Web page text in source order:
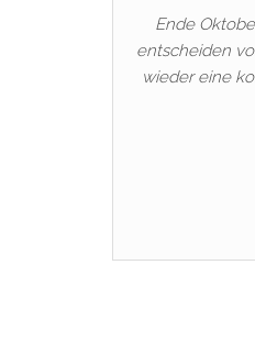
Ende
entscheiden
wieder eine